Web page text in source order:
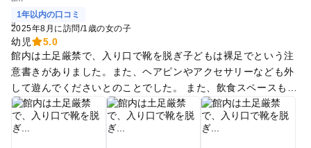
1年以内の口コミ
2025年8月に訪問/1歳の女の子
幼児
5.0
館内は土足厳禁で、入り口で靴を脱ぎ子どもは裸足でという注
意書きがありました。また、ヘアピンやアクセサリーなども外
して遊んでくださいとのことでした。 また、飲食スペースも決
まっており遊び場では水分補給もダメとのこと。お菓子、ご飯
も持ち込みはできず館内で購入した物のみ食べることができま
す。持ち込みのものを食べる時は、館内から出て再入場するシ